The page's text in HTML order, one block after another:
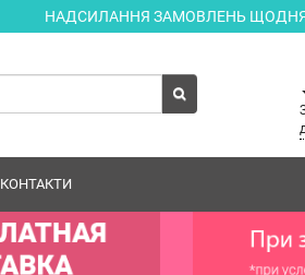
НАДСИЛАННЯ ЗАМОВЛЕНЬ
КОНТАКТИ